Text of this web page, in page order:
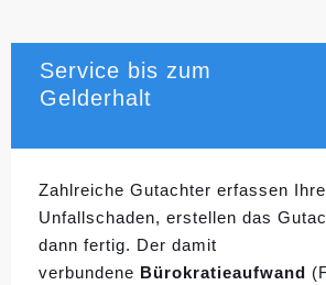
Service bis zum
Gelderhalt
Zahlreiche Gutachter erfassen
Unfallschaden, erstellen das
dann fertig. Der damit
verbundene Bürokratieaufwand